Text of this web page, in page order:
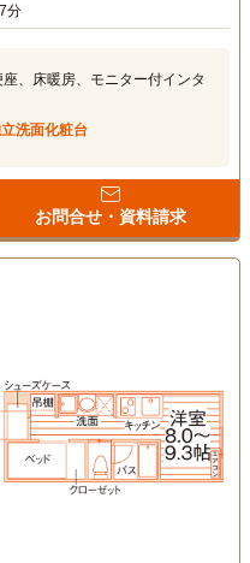
分
、床暖房、モニター付インタ
洗面化粧台
お問合せ・資料請求